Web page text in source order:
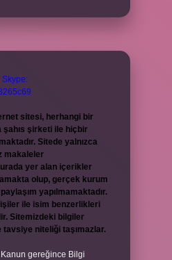
Skype:
sitesi, herhangi bir
şirketi ile hiçbir
Sitede yalnızca
makaleler
yer alan içerikler
olup, gerçek kurum
yapılmamaktadır.
ile isim benzerlikleri
Sitemizdeki bilgiler
niteliği taşımazlar.
Kanun gereğince Bilgi